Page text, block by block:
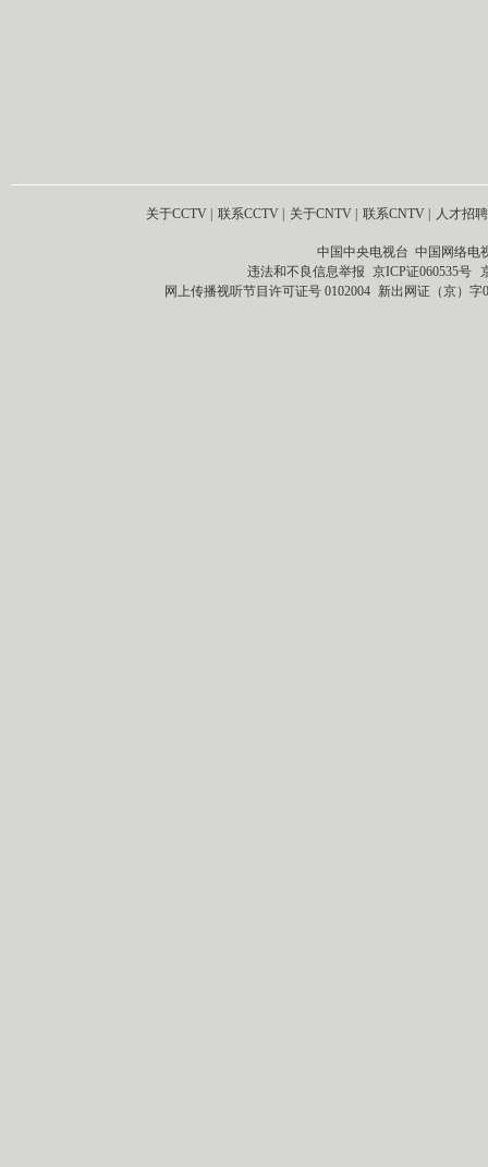
关于CCTV 联系CCTV 关于CNTV 联系CNTV 人才招聘
中国中央电视台 中国网络电
违法和不良信息举报 京ICP证060535号
网上传播视听节目许可证号 0102004 新出网证（京）